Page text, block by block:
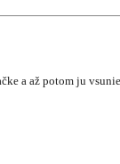
a až potom ju